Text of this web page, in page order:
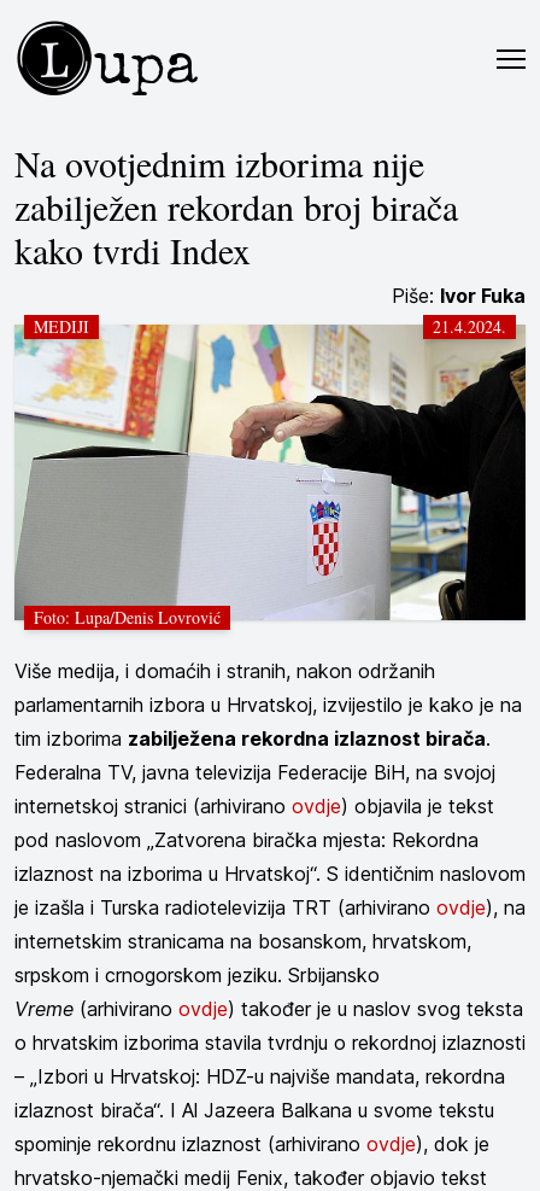
Lupa
Na ovotjednim izborima nije
zabilježen rekordan broj birača
kako tvrdi Index
Piše: Ivor Fuka
MEDIJI 21.4.2024.
Foto: Lupa/Denis Lovrović
Više medija, i domaćih i stranih, nakon održanih
parlamentarnih izbora u Hrvatskoj, izvijestilo je kako je na
tim izborima zabilježena rekordna izlaznost birača.
Federalna TV, javna televizija Federacije BiH, na svojoj
internetskoj stranici (arhivirano ovdje) objavila je tekst
pod naslovom „Zatvorena biračka mjesta: Rekordna
izlaznost na izborima u Hrvatskoj“. S identičnim naslovom
je izašla i Turska radiotelevizija TRT (arhivirano ovdje), na
internetskim stranicama na bosanskom, hrvatskom,
srpskom i crnogorskom jeziku. Srbijansko
Vreme (arhivirano ovdje) također je u naslov svog teksta
o hrvatskim izborima stavila tvrdnju o rekordnoj izlaznosti
– „Izbori u Hrvatskoj: HDZ-u najviše mandata, rekordna
izlaznost birača“. I Al Jazeera Balkana u svome tekstu
spominje rekordnu izlaznost (arhivirano ovdje), dok je
hrvatsko-njemački medij Fenix, također objavio tekst